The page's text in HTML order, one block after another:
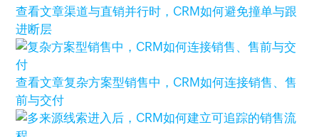
查看文章渠道与直销并行时，CRM如何避免撞单与跟
进断层
查看文章复杂方案型销售中，CRM如何连接销售、售
前与交付